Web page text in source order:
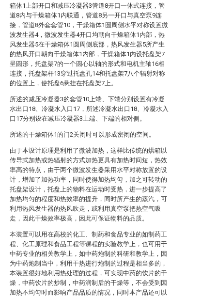
箱体1上部开口和减压冷凝器3管道8开口一体式连接，管
道8内与干燥箱体1内联通，管道8另一开口与真空泵9连
接，管道8外套套管10，干燥箱体1圆周侧水平对称设置微
波发生器4，微波发生器4开口均朝向干燥箱体1内部，热
风发生器5在干燥箱体1圆周侧底部，热风发生器5所产生
的热风开口朝向干燥箱体1内部，干燥箱体1内设托盘架7
呈圆形，托盘架7的一个圆心以轴的形式和电机主轴16相
连接，托盘架杆13穿过托盘孔14和托盘架7八个辐射对称
的位置上，使托盘6悬挂在托盘架7上。
所述的减压冷凝器3的套管10上端、下端分别设置有冷凝
水出口18、冷凝水入口17，所述冷凝水出口18、冷凝水入
口17分别设在减压冷凝器3上端、下端的相对侧。
所述的干燥箱体1的门2关闭时可以形成密闭的空间。
由于本设计原理是利用了微波加热，这样比传统的烘箱以
传导式加热或热辐射的方式加热更具有加热时间短，热效
率高的特点，由于两个微波发生器采用水平对称放置的设
计，增加了加热功率，同时使得加热均匀，加之可转动的
托盘架设计，托盘上的物料在运动时受热，进一步提高了
加热均匀的程度和热效率的提升，同时所产生的蒸汽，可
利用热风发生器的热风吹走，或利用真空泵把热空气吸
走，因此干燥效率极高，因此可保证物料的品质。
本装置可以用在高校的化工、制药和食品专业的如制药工
程、化工原理和食品工程等课程的实验教学上，也可用于
中药专业的相关教学上，如中药炮制的科研和教学上，因
为中药炮制当中，利用干热进行炮制的过程是相当多的，
本装置很好地利用热处理的过程，可实现中药的饮片的干
燥，中药饮片的炒制，中药润制后的干燥等，不会受到因
加热不均匀时而影响产品品质的情况，同时本产品还可以